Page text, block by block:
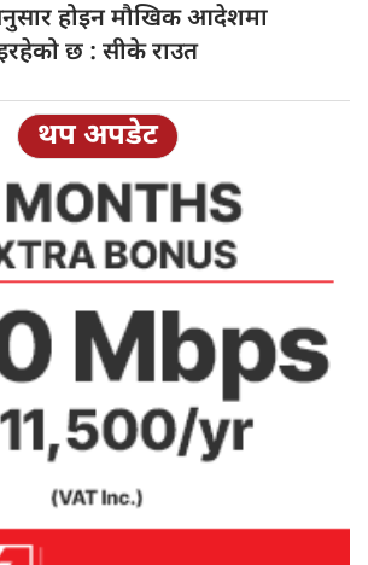
होइन मौखिक आदेशमा
छ : सीके राउत
थप अपडेट